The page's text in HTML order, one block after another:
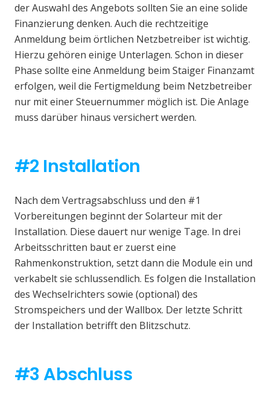
der Auswahl des Angebots sollten Sie an eine solide
Finanzierung denken. Auch die rechtzeitige
Anmeldung beim örtlichen Netzbetreiber ist wichtig.
Hierzu gehören einige Unterlagen. Schon in dieser
Phase sollte eine Anmeldung beim Staiger Finanzamt
erfolgen, weil die Fertigmeldung beim Netzbetreiber
nur mit einer Steuernummer möglich ist. Die Anlage
muss darüber hinaus versichert werden.
#2 Installation
Nach dem Vertragsabschluss und den #1
Vorbereitungen beginnt der Solarteur mit der
Installation. Diese dauert nur wenige Tage. In drei
Arbeitsschritten baut er zuerst eine
Rahmenkonstruktion, setzt dann die Module ein und
verkabelt sie schlussendlich. Es folgen die Installation
des Wechselrichters sowie (optional) des
Stromspeichers und der Wallbox. Der letzte Schritt
der Installation betrifft den Blitzschutz.
#3 Abschluss